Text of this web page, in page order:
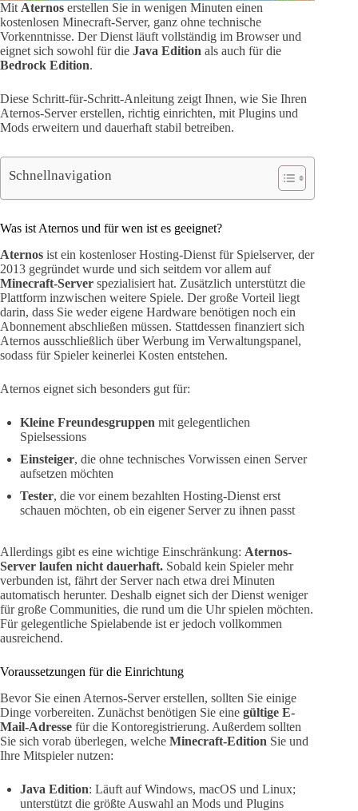
Mit Aternos erstellen Sie in wenigen Minuten einen
kostenlosen Minecraft-Server, ganz ohne technische
Vorkenntnisse. Der Dienst läuft vollständig im Browser und
eignet sich sowohl für die Java Edition als auch für die
Bedrock Edition.
Diese Schritt-für-Schritt-Anleitung zeigt Ihnen, wie Sie Ihren
Aternos-Server erstellen, richtig einrichten, mit Plugins und
Mods erweitern und dauerhaft stabil betreiben.
Schnellnavigation
Was ist Aternos und für wen ist es geeignet?
Aternos ist ein kostenloser Hosting-Dienst für Spielserver, der
2013 gegründet wurde und sich seitdem vor allem auf
Minecraft-Server spezialisiert hat. Zusätzlich unterstützt die
Plattform inzwischen weitere Spiele. Der große Vorteil liegt
darin, dass Sie weder eigene Hardware benötigen noch ein
Abonnement abschließen müssen. Stattdessen finanziert sich
Aternos ausschließlich über Werbung im Verwaltungspanel,
sodass für Spieler keinerlei Kosten entstehen.
Aternos eignet sich besonders gut für:
Kleine Freundesgruppen mit gelegentlichen
Spielsessions
Einsteiger, die ohne technisches Vorwissen einen Server
aufsetzen möchten
Tester, die vor einem bezahlten Hosting-Dienst erst
schauen möchten, ob ein eigener Server zu ihnen passt
Allerdings gibt es eine wichtige Einschränkung: Aternos-
Server laufen nicht dauerhaft. Sobald kein Spieler mehr
verbunden ist, fährt der Server nach etwa drei Minuten
automatisch herunter. Deshalb eignet sich der Dienst weniger
für große Communities, die rund um die Uhr spielen möchten.
Für gelegentliche Spielabende ist er jedoch vollkommen
ausreichend.
Voraussetzungen für die Einrichtung
Bevor Sie einen Aternos-Server erstellen, sollten Sie einige
Dinge vorbereiten. Zunächst benötigen Sie eine gültige E-
Mail-Adresse für die Kontoregistrierung. Außerdem sollten
Sie sich vorab überlegen, welche Minecraft-Edition Sie und
Ihre Mitspieler nutzen:
Java Edition: Läuft auf Windows, macOS und Linux;
unterstützt die größte Auswahl an Mods und Plugins